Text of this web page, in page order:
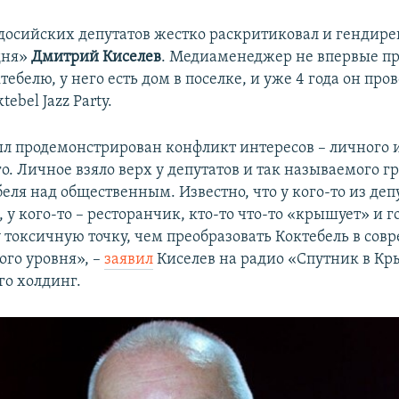
депутатов жестко раскритиковал и
Дмитрий Киселев. Медиаменеджер не впервые
у него есть дом в поселке, и уже 4 года он
Jazz Party.
продемонстрирован конфликт интересов – личного
Личное взяло верх у депутатов и так называемого
над общественным. Известно, что у кого-то из
у кого-то – ресторанчик, кто-то что-то «крышует» и
токсичную точку, чем преобразовать Коктебель в
уровня», –заявил Киселев на радио «Спутник в
холдинг.